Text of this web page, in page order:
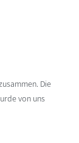
Die
von uns